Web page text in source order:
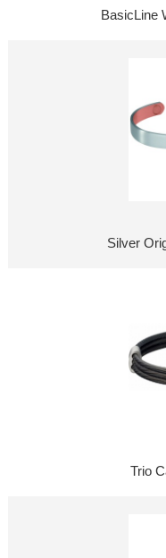
BasicLine
Silver
Trio